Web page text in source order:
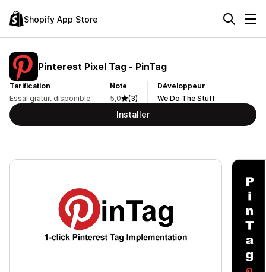
Shopify App Store
Pinterest Pixel Tag ‑ PinTag
Tarification
Essai gratuit disponible
Note
5,0
(3)
Développeur
We Do The Stuff
Installer